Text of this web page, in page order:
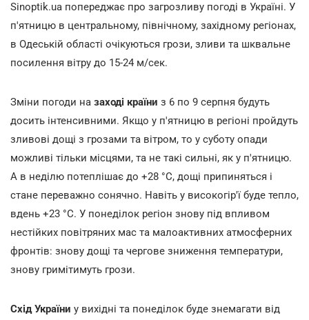
Sinoptik.ua попереджає про загрозливу погоді в Україні. У
п'ятницю в центральному, північному, західному регіонах,
в Одеській області очікуються грози, зливи та шквальне
посилення вітру до 15-24 м/сек.
Зміни погоди на заході країни з 6 по 9 серпня будуть
досить інтенсивними. Якщо у п'ятницю в регіоні пройдуть
зливові дощі з грозами та вітром, то у суботу опади
можливі тільки місцями, та не такі сильні, як у п'ятницю.
А в неділю потеплішає до +28 °С, дощі припиняться і
стане переважно сонячно. Навіть у високогір'ї буде тепло,
вдень +23 °С. У понеділок регіон знову під впливом
нестійких повітряних мас та малоактивних атмосферних
фронтів: знову дощі та чергове зниження температури,
знову гримітимуть грози.
Схід України у вихідні та понеділок буде знемагати від